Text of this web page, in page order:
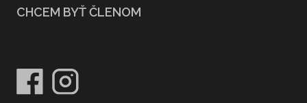
CHCEM BYŤ ČLENOM